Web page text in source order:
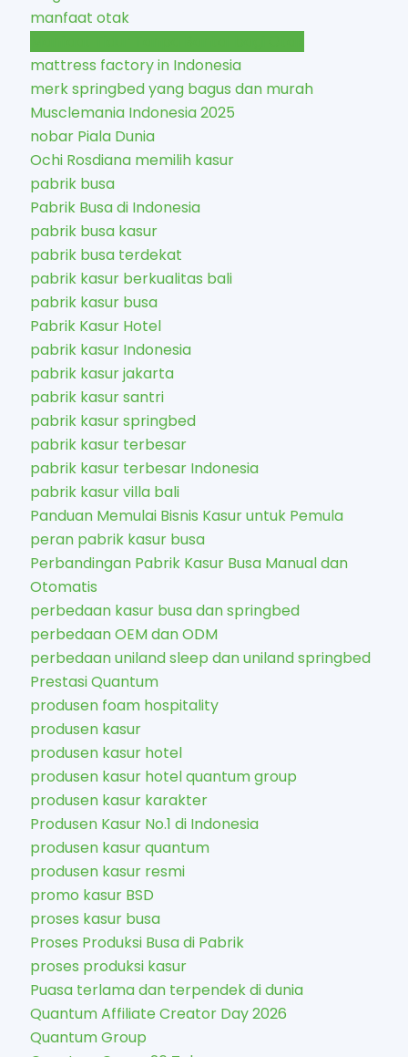
manfaat otak
mattress factory in Indonesia
merk springbed yang bagus dan murah
Musclemania Indonesia 2025
nobar Piala Dunia
Ochi Rosdiana memilih kasur
pabrik busa
Pabrik Busa di Indonesia
pabrik busa kasur
pabrik busa terdekat
pabrik kasur berkualitas bali
pabrik kasur busa
Pabrik Kasur Hotel
pabrik kasur Indonesia
pabrik kasur jakarta
pabrik kasur santri
pabrik kasur springbed
pabrik kasur terbesar
pabrik kasur terbesar Indonesia
pabrik kasur villa bali
Panduan Memulai Bisnis Kasur untuk Pemula
peran pabrik kasur busa
Perbandingan Pabrik Kasur Busa Manual dan
Otomatis
perbedaan kasur busa dan springbed
perbedaan OEM dan ODM
perbedaan uniland sleep dan uniland springbed
Prestasi Quantum
produsen foam hospitality
produsen kasur
produsen kasur hotel
produsen kasur hotel quantum group
produsen kasur karakter​
Produsen Kasur No.1 di Indonesia
produsen kasur quantum
produsen kasur resmi
promo kasur BSD
proses kasur busa
Proses Produksi Busa di Pabrik
proses produksi kasur
Puasa terlama dan terpendek di dunia
Quantum Affiliate Creator Day 2026
Quantum Group